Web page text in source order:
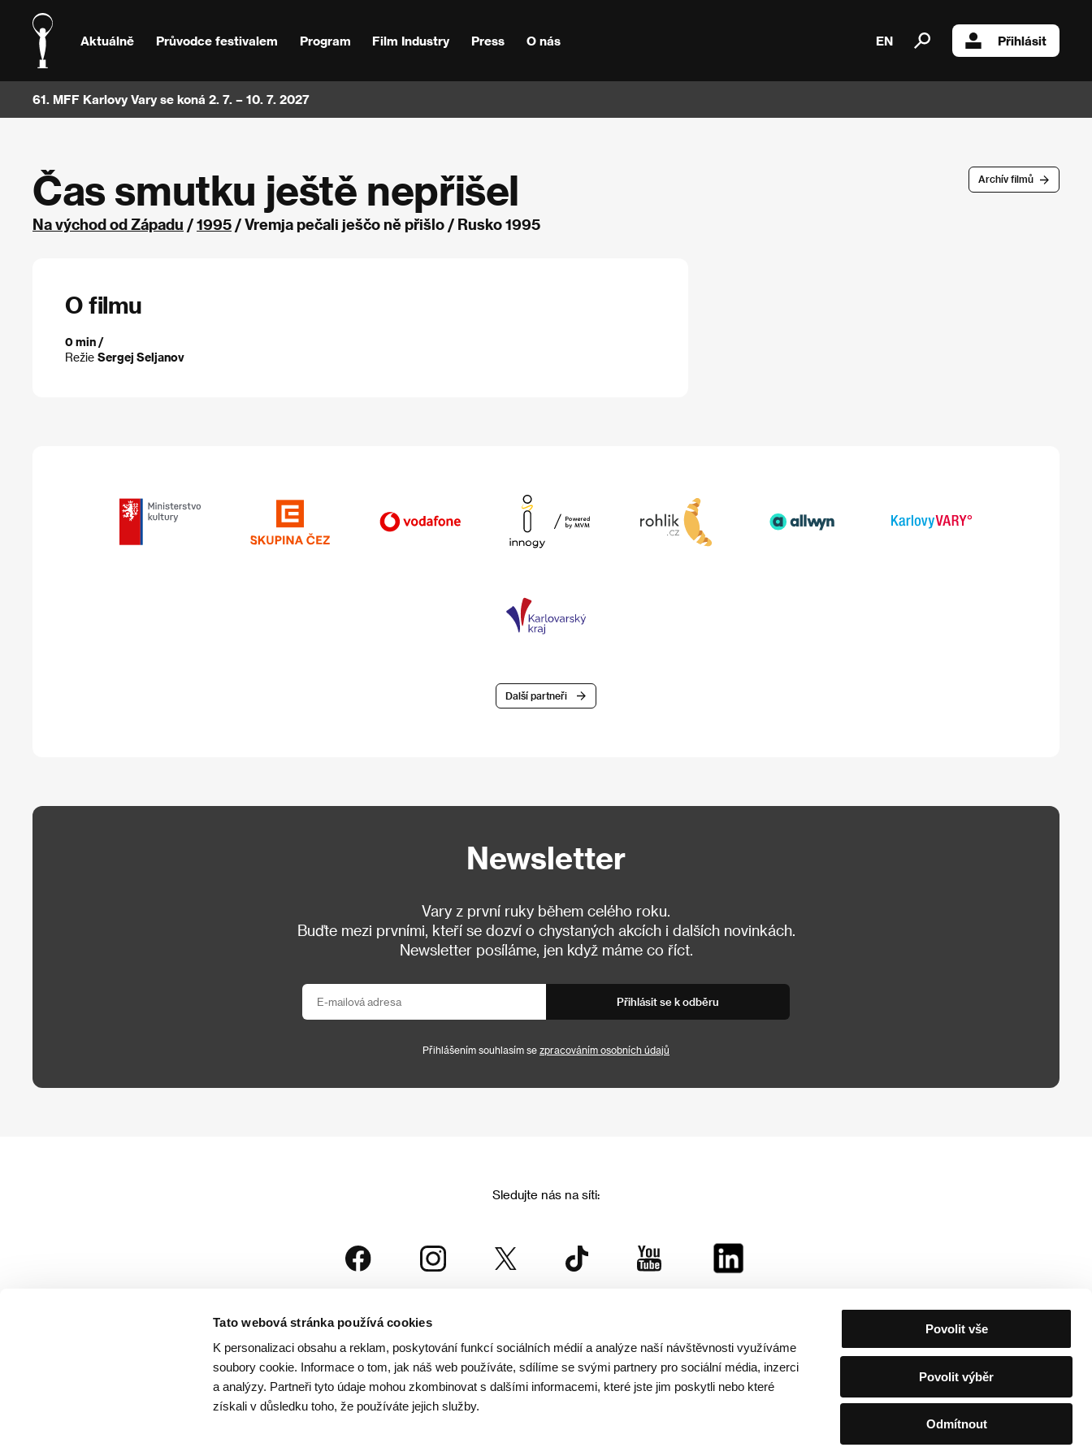
Tato webová stránka používá cookies
K personalizaci obsahu a reklam, poskytování funkcí sociálních médií a analýze naší návštěvnosti využíváme
soubory cookie. Informace o tom, jak náš web používáte, sdílíme se svými partnery pro sociální média, inzerci
a analýzy. Partneři tyto údaje mohou zkombinovat s dalšími informacemi, které jste jim poskytli nebo které
získali v důsledku toho, že používáte jejich služby.
Povolit vše
Povolit výběr
Odmítnout
Aktuálně Průvodce festivalem Program Film Industry Press O nás EN Přihlásit
61. MFF Karlovy Vary se koná 2. 7. – 10. 7. 2027
Archív filmů
Čas smutku ještě nepřišel
Na východ od Západu /1995 / Vremja pečali ješčo ně přišlo / Rusko 1995
O filmu
0 min /
Režie Sergej Seljanov
Další partneři
Newsletter
Vary z první ruky během celého roku.
Buďte mezi prvními, kteří se dozví o chystaných akcích i dalších novinkách.
Newsletter posíláme, jen když máme co říct.
Přihlásit se k odběru
Přihlášením souhlasím se zpracováním osobních údajů
Sledujte nás na síti:
je součástí rodiny KVIFF Group, která zastřešuje i další projekty: